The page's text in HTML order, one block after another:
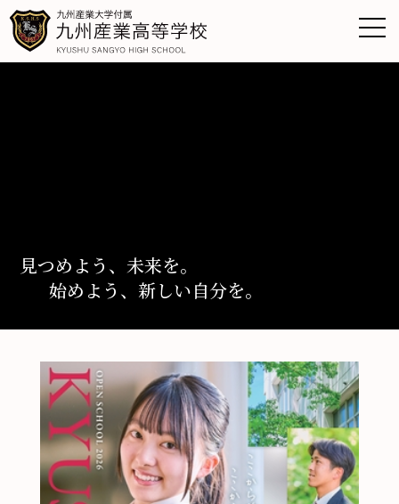
見つめよう、未来を。
始めよう、新しい自分を。